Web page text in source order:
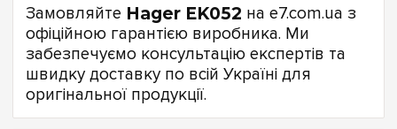
Замовляйте Hager EK052 на e7.com.ua з
офіційною гарантією виробника. Ми
забезпечуємо консультацію експертів та
швидку доставку по всій Україні для
оригінальної продукції.